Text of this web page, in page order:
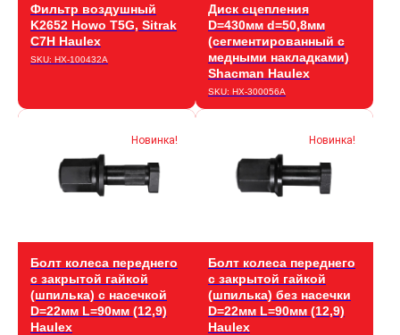
Фильтр воздушный
K2652 Howo T5G, Sitrak
C7H Haulex
SKU: HX-100432A
Диск сцепления
D=430мм d=50,8мм
(сегментированный с
медными накладками)
Shacman Haulex
SKU: HX-300056A
Новинка!
Болт колеса переднего
с закрытой гайкой
(шпилька) с насечкой
D=22мм L=90мм (12,9)
Haulex
Новинка!
Болт колеса переднего
с закрытой гайкой
(шпилька) без насечки
D=22мм L=90мм (12,9)
Haulex